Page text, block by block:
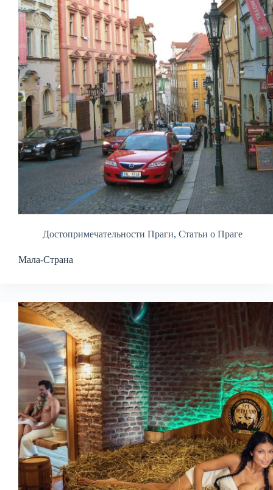
Достопримечательности Праги, Статьи о Праге
Мала-Страна